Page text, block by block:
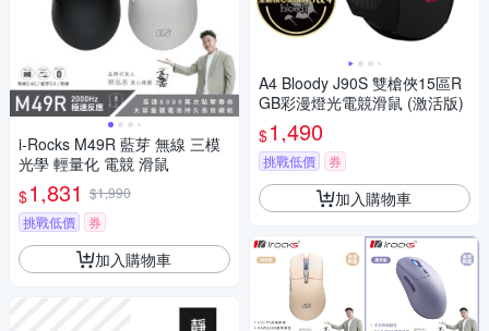
i-Rocks M49R 藍芽 無線 三模
光學 輕量化 電競 滑鼠
$1,831 $1,990
挑戰低價
券
加入購物車
A4 Bloody J90S 雙槍俠15區R
GB彩漫燈光電競滑鼠 (激活版)
$1,490
挑戰低價 券
加入購物車